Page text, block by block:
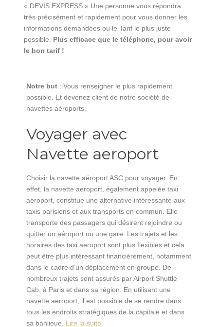
« DEVIS EXPRESS » Une personne vous répondra
très précisément et rapidement pour vous donner les
informations demandées ou le Tarif le plus juste
possible. Plus efficace que le téléphone, pour avoir
le bon tarif !
Notre but : Vous renseigner le plus rapidement
possible. Et devenez client de notre société de
navettes aéroports.
Voyager avec
Navette aeroport
Choisir la navette aéroport ASC pour voyager. En
effet, la navette aeroport, également appelée taxi
aeroport, constitue une alternative intéressante aux
taxis parisiens et aux transports en commun. Elle
transporte des passagers qui désirent rejoindre ou
quitter un aéroport ou une gare. Les trajets et les
horaires des taxi aeroport sont plus flexibles et cela
peut être plus intéressant financièrement, notamment
dans le cadre d’un déplacement en groupe. De
nombreux trajets sont assurés par Airport Shuttle
Cab, à Paris et dans sa région. En utilisant une
navette aeroport, il est possible de se rendre dans
tous les endroits stratégiques de la capitale et dans
sa banlieue. Lire la suite